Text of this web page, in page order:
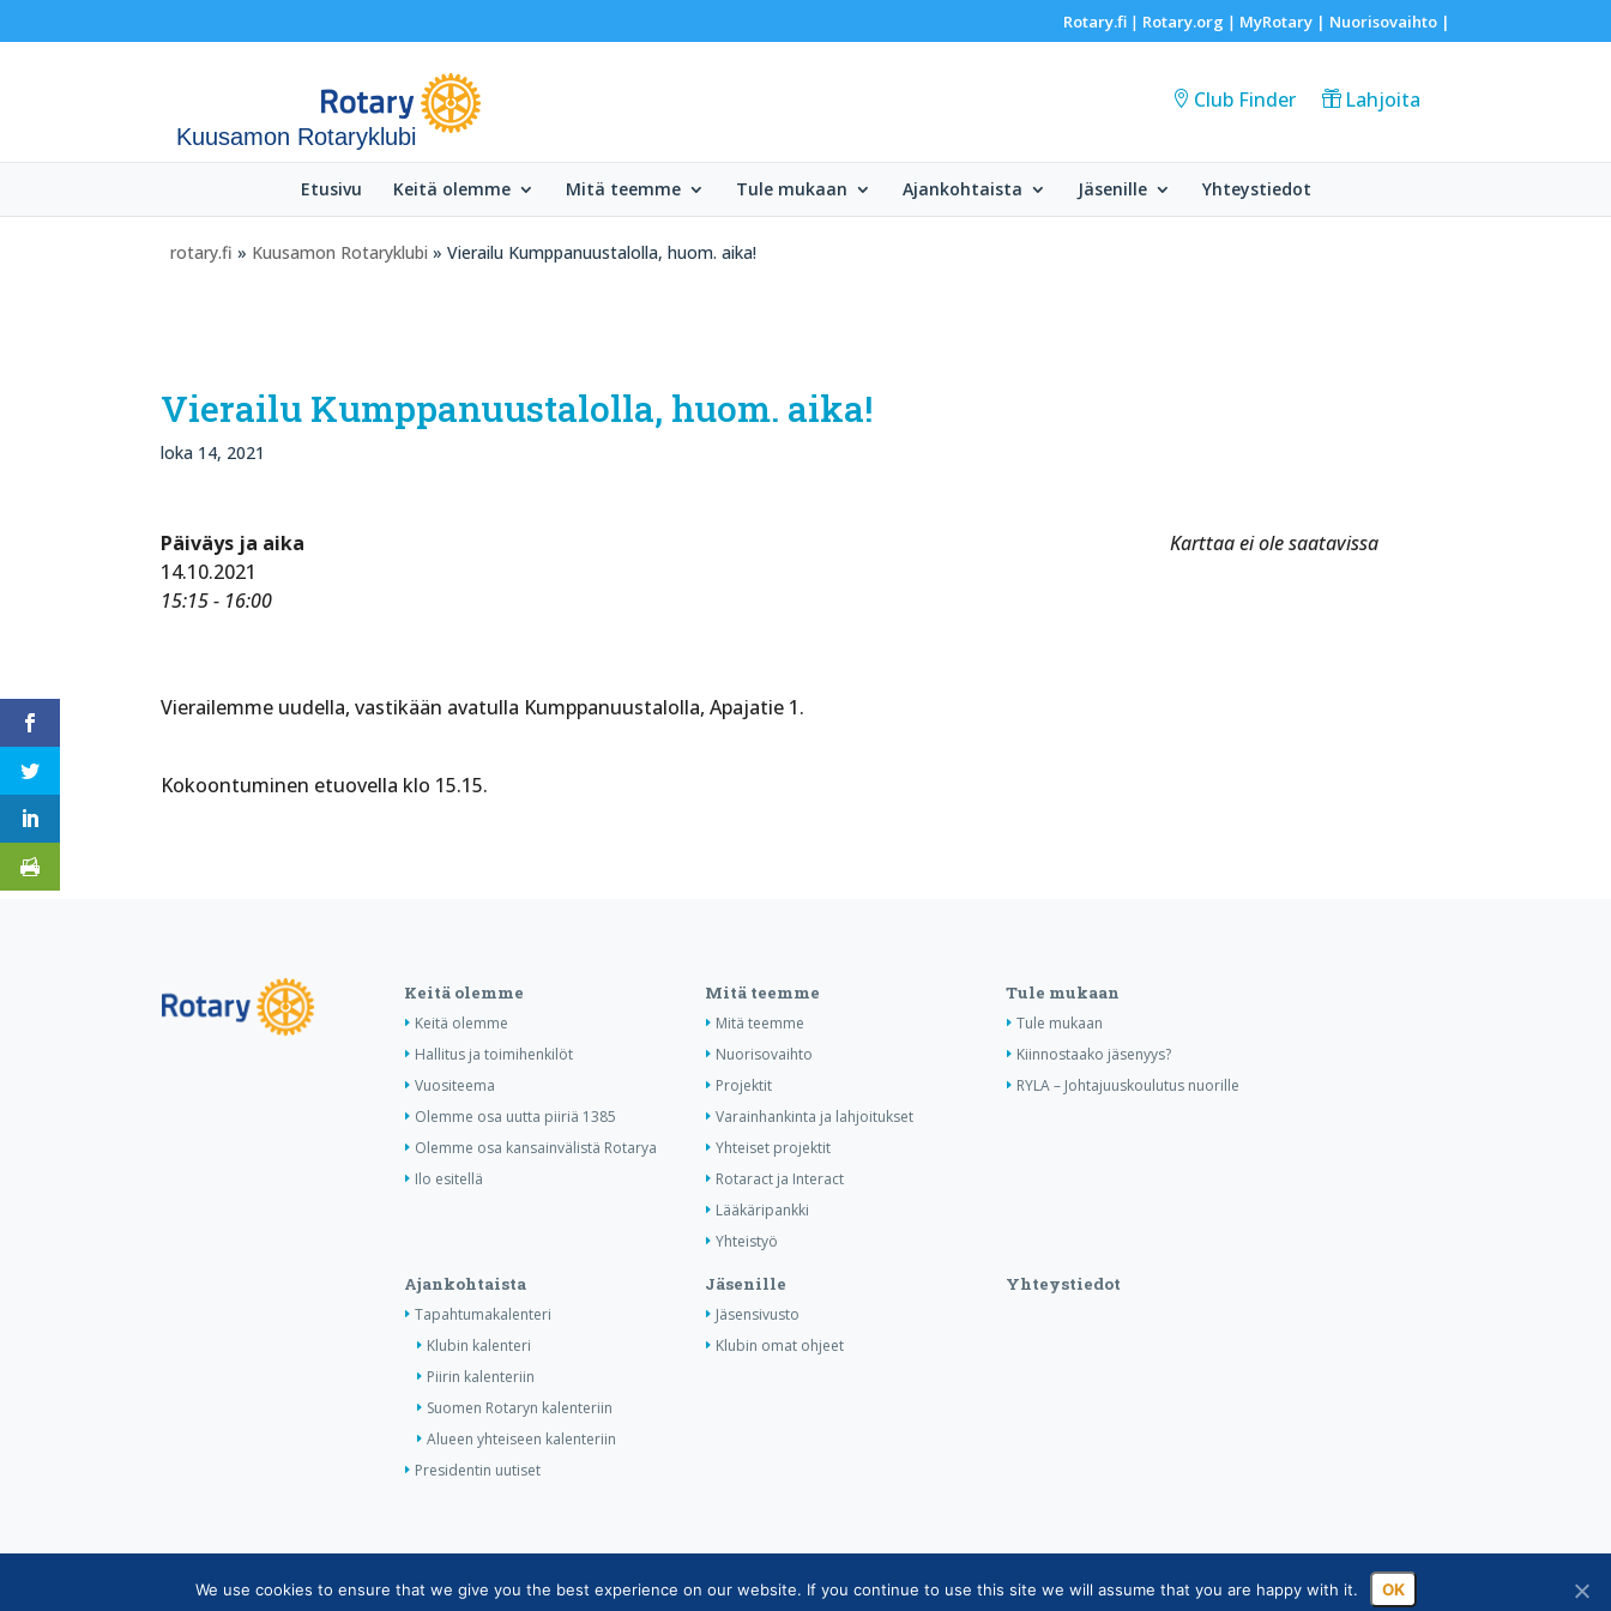
Rotary.fi| Rotary.org | MyRotary | Nuorisovaihto|
Kuusamon Rotaryklubi
Club Finder Lahjoita
Etusivu Keitä olemme Mitä teemme Tule mukaan Ajankohtaista Jäsenille Yhteystiedot
rotary.fi » Kuusamon Rotaryklubi » Vierailu Kumppanuustalolla, huom. aika!
Vierailu Kumppanuustalolla, huom. aika!
loka 14, 2021
Karttaa ei ole saatavissa
Päiväys ja aika
14.10.2021
15:15 - 16:00
Vierailemme uudella, vastikään avatulla Kumppanuustalolla, Apajatie 1.
Kokoontuminen etuovella klo 15.15.
Keitä olemme
Keitä olemme
Hallitus ja toimihenkilöt
Vuositeema
Olemme osa uutta piiriä 1385
Olemme osa kansainvälistä Rotarya
Ilo esitellä
Mitä teemme
Mitä teemme
Nuorisovaihto
Projektit
Varainhankinta ja lahjoitukset
Yhteiset projektit
Rotaract ja Interact
Lääkäripankki
Yhteistyö
Tule mukaan
Tule mukaan
Kiinnostaako jäsenyys?
RYLA – Johtajuuskoulutus nuorille
Ajankohtaista
Tapahtumakalenteri
Klubin kalenteri
Piirin kalenteriin
Suomen Rotaryn kalenteriin
Alueen yhteiseen kalenteriin
Presidentin uutiset
Jäsenille
Jäsensivusto
Klubin omat ohjeet
Yhteystiedot
Copyright © Suomen Rotarypalvelu ry 2026 |Jäsentietojärjestelmän tietosuojaseloste|Henkilötietojen käsittely Rotarytoiminnassa
We use cookies to ensure that we give you the best experience on our website. If you continue to use this site we will assume that you are happy with it. OK